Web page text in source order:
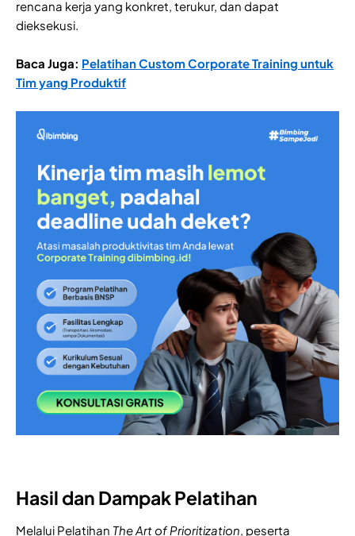
rencana kerja yang konkret, terukur, dan dapat
dieksekusi.
Baca Juga: Pelatihan Custom Corporate Training untuk
Tim yang Produktif
Hasil dan Dampak Pelatihan
Melalui Pelatihan The Art of Prioritization, peserta